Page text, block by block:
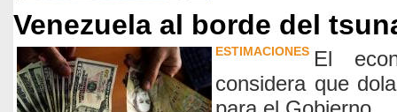
Venezuela al borde del
ESTIMACIONES El
considera que